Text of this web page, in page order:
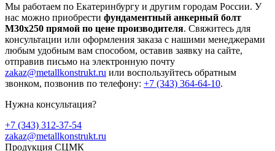
Мы работаем по Екатеринбургу и другим городам России. У
нас можно приобрести фундаментный анкерный болт
М30х250 прямой по цене производителя. Свяжитесь для
консультации или оформления заказа с нашими менеджерами
любым удобным вам способом, оставив заявку на сайте,
отправив письмо на электронную почту
zakaz@metallkonstrukt.ru или воспользуйтесь обратным
звонком, позвонив по телефону: +7 (343) 364-64-10.
Нужна консультация?
+7 (343) 312-37-54
zakaz@metallkonstrukt.ru
Продукция СЦМК